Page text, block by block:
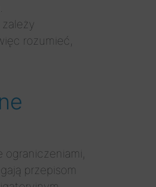
rozumieć,
ograniczeniami,
przepisom